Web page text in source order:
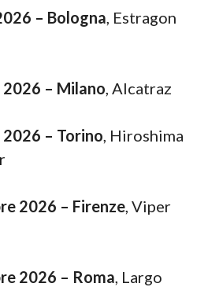
– Bologna, Estragon
– Milano, Alcatraz
– Torino, Hiroshima
2026 – Firenze, Viper
2026 – Roma, Largo